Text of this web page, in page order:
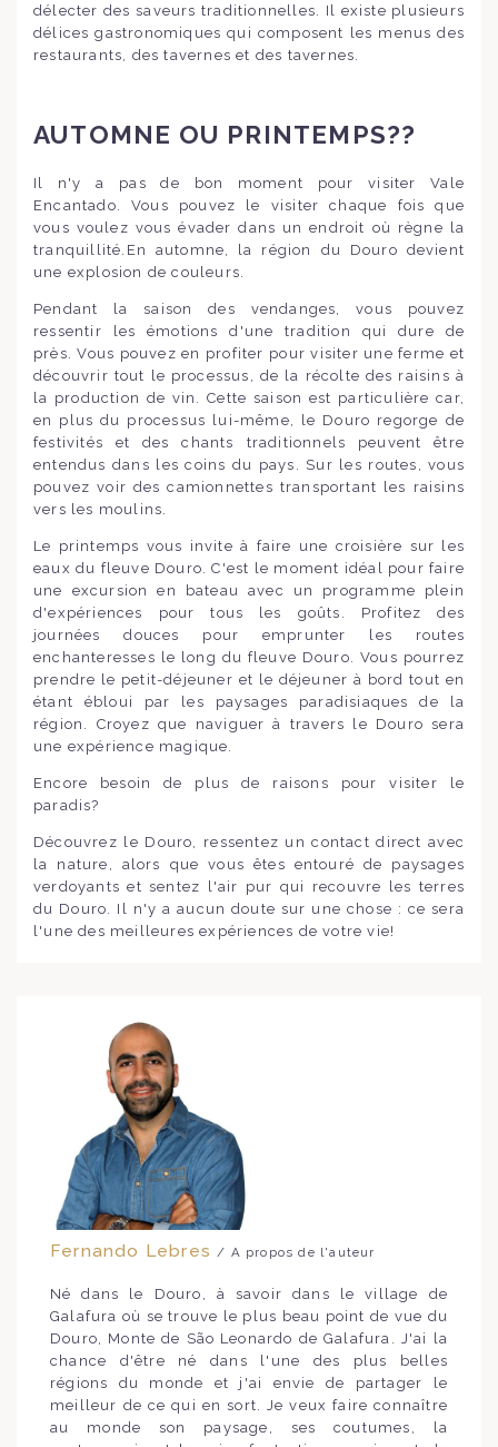
délecter des saveurs traditionnelles. Il existe plusieurs
délices gastronomiques qui composent les menus des
restaurants, des tavernes et des tavernes.
AUTOMNE OU PRINTEMPS??
Il n'y a pas de bon moment pour visiter Vale
Encantado. Vous pouvez le visiter chaque fois que
vous voulez vous évader dans un endroit où règne la
tranquillité.En automne, la région du Douro devient
une explosion de couleurs.
Pendant la saison des vendanges, vous pouvez
ressentir les émotions d'une tradition qui dure de
près. Vous pouvez en profiter pour visiter une ferme et
découvrir tout le processus, de la récolte des raisins à
la production de vin. Cette saison est particulière car,
en plus du processus lui-même, le Douro regorge de
festivités et des chants traditionnels peuvent être
entendus dans les coins du pays. Sur les routes, vous
pouvez voir des camionnettes transportant les raisins
vers les moulins.
Le printemps vous invite à faire une croisière sur les
eaux du fleuve Douro. C'est le moment idéal pour faire
une excursion en bateau avec un programme plein
d'expériences pour tous les goûts. Profitez des
journées douces pour emprunter les routes
enchanteresses le long du fleuve Douro. Vous pourrez
prendre le petit-déjeuner et le déjeuner à bord tout en
étant ébloui par les paysages paradisiaques de la
région. Croyez que naviguer à travers le Douro sera
une expérience magique.
Encore besoin de plus de raisons pour visiter le
paradis?
Découvrez le Douro, ressentez un contact direct avec
la nature, alors que vous êtes entouré de paysages
verdoyants et sentez l'air pur qui recouvre les terres
du Douro. Il n'y a aucun doute sur une chose : ce sera
l'une des meilleures expériences de votre vie!
Fernando Lebres / A propos de l'auteur
Né dans le Douro, à savoir dans le village de
Galafura où se trouve le plus beau point de vue du
Douro, Monte de São Leonardo de Galafura. J'ai la
chance d'être né dans l'une des plus belles
régions du monde et j'ai envie de partager le
meilleur de ce qui en sort. Je veux faire connaître
au monde son paysage, ses coutumes, la